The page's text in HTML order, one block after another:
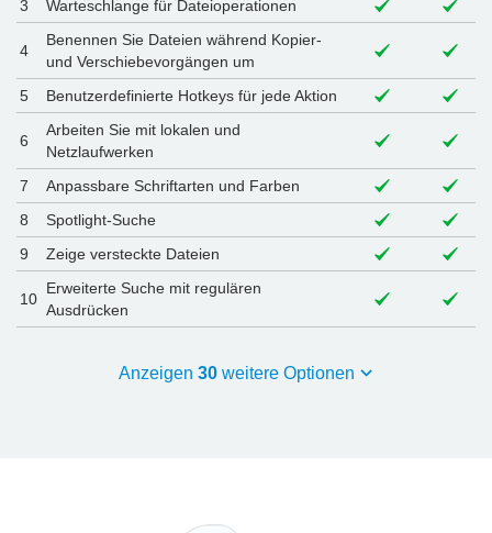
3
Warteschlange für Dateioperationen
4
Benennen Sie Dateien während Kopier-
und Verschiebevorgängen um
5
Benutzerdefinierte Hotkeys für jede Aktion
6
Arbeiten Sie mit lokalen und
Netzlaufwerken
7
Anpassbare Schriftarten und Farben
8
Spotlight-Suche
9
Zeige versteckte Dateien
10
Erweiterte Suche mit regulären
Ausdrücken
Anzeigen 30 weitere Optionen